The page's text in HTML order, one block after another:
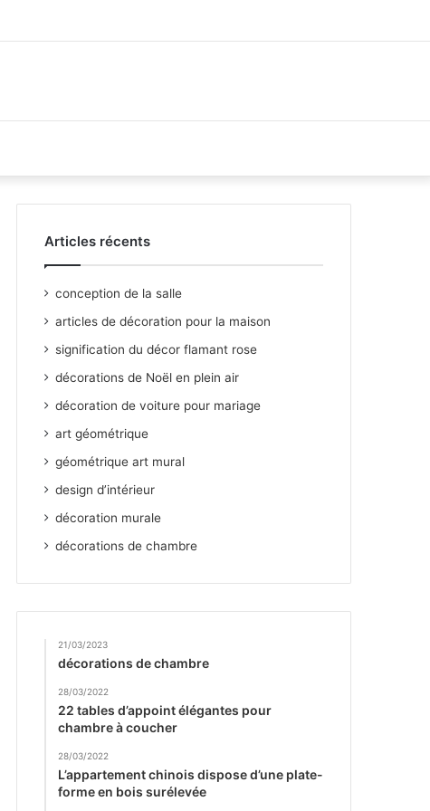
Articles récents
conception de la salle
articles de décoration pour la maison
signification du décor flamant rose
décorations de Noël en plein air
décoration de voiture pour mariage
art géométrique
géométrique art mural
design d’intérieur
décoration murale
décorations de chambre
21/03/2023
décorations de chambre
28/03/2022
22 tables d’appoint élégantes pour
chambre à coucher
28/03/2022
L’appartement chinois dispose d’une plate-
forme en bois surélevée